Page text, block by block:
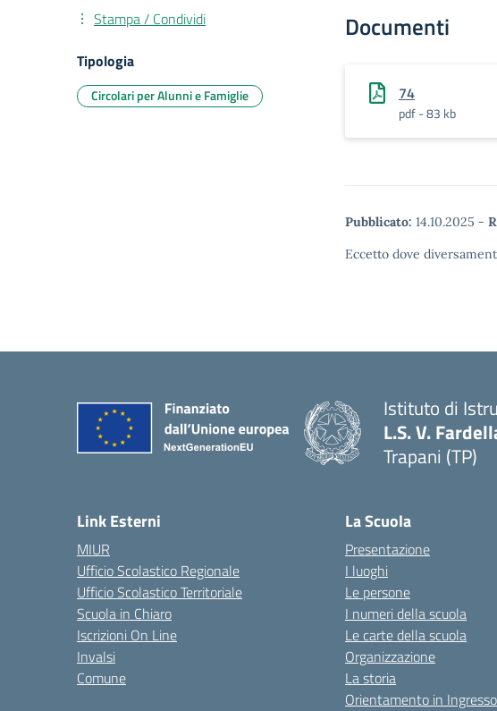
Documenti
74
pdf - 83 kb
Pubblicato: 14.10.2025 -
Eccetto dove
Stampa / Condividi
Tipologia
Circolari per Alunni e Famiglie
Istituto di
L.S. V.
Trapani (TP)
Link Esterni
MIUR
Ufficio Scolastico Regionale
Ufficio Scolastico Territoriale
Scuola in Chiaro
Iscrizioni On Line
Invalsi
Comune
La Scuola
Presentazione
I luoghi
Le persone
I numeri della scuola
Le carte della scuola
Organizzazione
La storia
Orientamento in Ingresso